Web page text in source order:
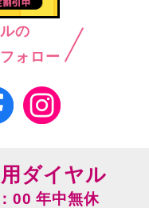
の
ォロー
ダイヤル
00 年中無休